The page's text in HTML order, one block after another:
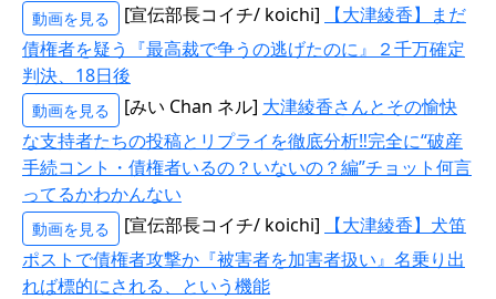
動画を見る [宣伝部長コイチ/ koichi]
【大津綾香】まだ
債権者を疑う『最高裁で争うの逃げたのに』２千万確定
判決、18日後
動画を見る [みい Chan ネル] 大津綾香さんとその愉快
な支持者たちの投稿とリプライを徹底分析‼完全に“破産
手続コント・債権者いるの？いないの？編”チョット何言
ってるかわかんない
動画を見る [宣伝部長コイチ/ koichi]
【大津綾香】犬笛
ポストで債権者攻撃か『被害者を加害者扱い』名乗り出
れば標的にされる、という機能